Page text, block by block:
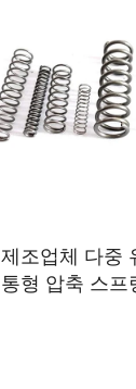
제조업체 다중
통형 압축 스프